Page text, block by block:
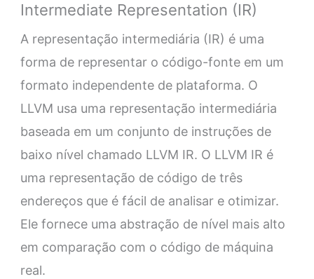
Intermediate Representation (IR)
A representação intermediária (IR) é uma
forma de representar o código-fonte em um
formato independente de plataforma. O
LLVM usa uma representação intermediária
baseada em um conjunto de instruções de
baixo nível chamado LLVM IR. O LLVM IR é
uma representação de código de três
endereços que é fácil de analisar e otimizar.
Ele fornece uma abstração de nível mais alto
em comparação com o código de máquina
real.